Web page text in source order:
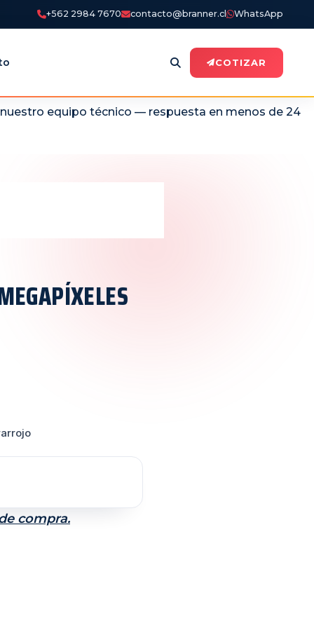
+562 2984 7670 contacto@branner.cl WhatsApp
COTIZAR
equipo técnico — respuesta en menos de 24
compra.